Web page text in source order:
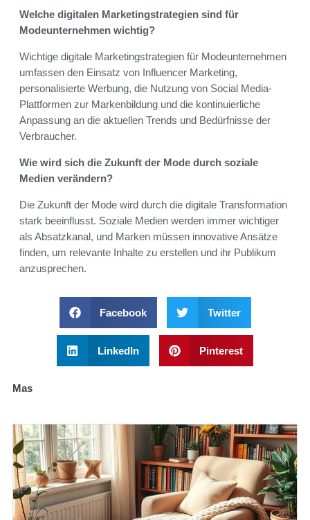
Welche digitalen Marketingstrategien sind für
Modeunternehmen wichtig?
Wichtige digitale Marketingstrategien für Modeunternehmen
umfassen den Einsatz von Influencer Marketing,
personalisierte Werbung, die Nutzung von Social Media-
Plattformen zur Markenbildung und die kontinuierliche
Anpassung an die aktuellen Trends und Bedürfnisse der
Verbraucher.
Wie wird sich die Zukunft der Mode durch soziale
Medien verändern?
Die Zukunft der Mode wird durch die digitale Transformation
stark beeinflusst. Soziale Medien werden immer wichtiger
als Absatzkanal, und Marken müssen innovative Ansätze
finden, um relevante Inhalte zu erstellen und ihr Publikum
anzusprechen.
Facebook Twitter
LinkedIn Pinterest
Mas